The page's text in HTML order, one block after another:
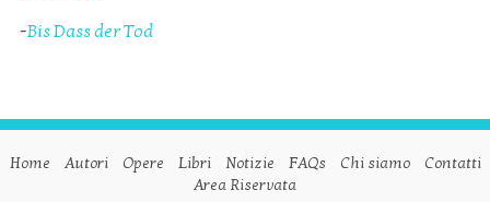
-Bis Dass der Tod
Home Autori Opere Libri Notizie FAQs Chi siamo
Contatti
Area Riservata